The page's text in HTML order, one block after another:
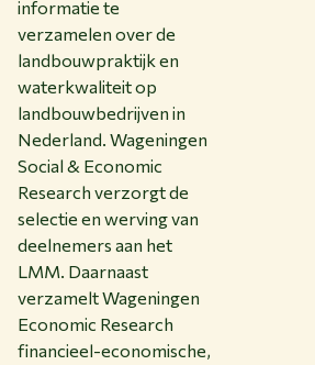
informatie te
verzamelen over de
landbouwpraktijk en
waterkwaliteit op
landbouwbedrijven in
Nederland. Wageningen
Social & Economic
Research verzorgt de
selectie en werving van
deelnemers aan het
LMM. Daarnaast
verzamelt Wageningen
Economic Research
financieel-economische,